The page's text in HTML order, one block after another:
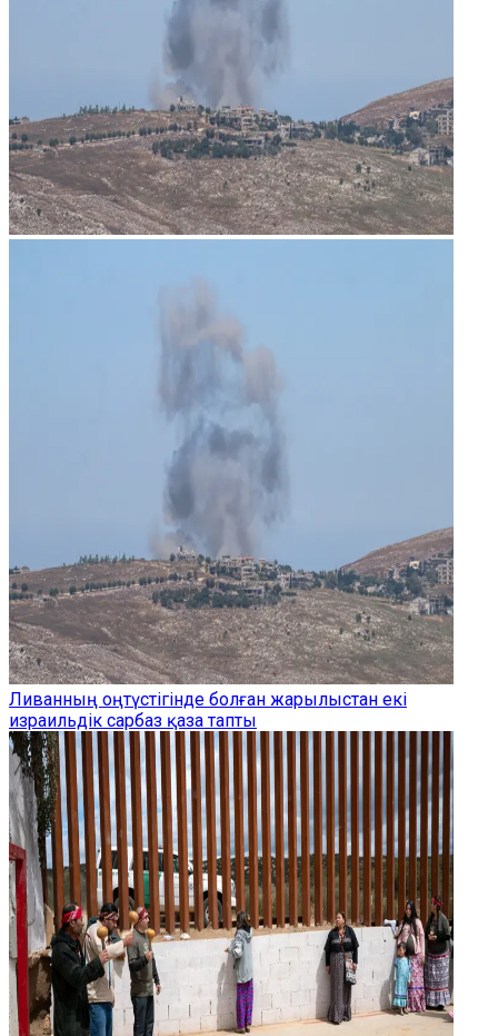
Ливанның оңтүстігінде болған жарылыстан екі
израильдік сарбаз қаза тапты